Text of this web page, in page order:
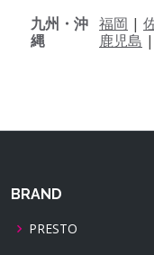
九州・沖
縄
福岡 |
鹿児島 |
BRAND
PRESTO